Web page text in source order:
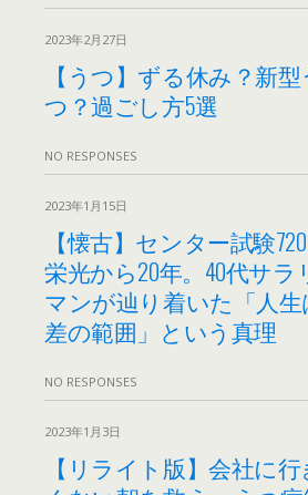
2023年2月27日
【うつ】ずる休み？新型
つ？過ごし方5選
NO RESPONSES
2023年1月15日
【懐古】センター試験
栄光から20年。40代サラ
マンが辿り着いた「人
差の範囲」という真理
NO RESPONSES
2023年1月3日
【リライト版】会社に